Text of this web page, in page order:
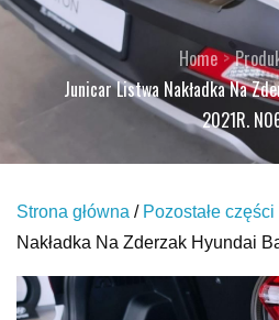
Home
Junicar Listwa Nakładka Na
2021R.
Strona główna / Pozostałe
Nakładka Na Zderzak Hyundai